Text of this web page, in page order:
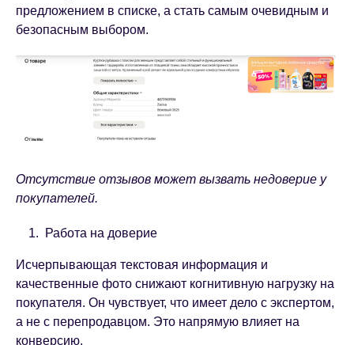
предложением в списке, а стать самым очевидным и
безопасным выбором.
Отсутствие отзывов может вызвать недоверие у
покупателей.
1. Работа на доверие
Исчерпывающая текстовая информация и
качественные фото снижают когнитивную нагрузку на
покупателя. Он чувствует, что имеет дело с экспертом,
а не с перепродавцом. Это напрямую влияет на
конверсию.